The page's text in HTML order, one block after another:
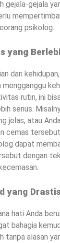
gejala-gejala
psikolog.
yang
dari
rutin, ini
serius.
jelas, atau
cemas
dapat
dengan
yang Drastis
hati Anda
bahagia
tanpa alasan